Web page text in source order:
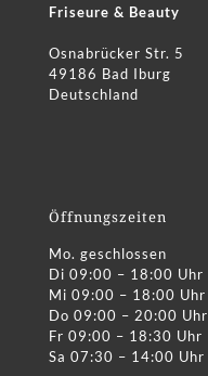
Friseure & Beauty
Osnabrücker Str. 5
49186 Bad Iburg
Deutschland
Öffnungszeiten
Mo. geschlossen
Di 09:00 – 18:00 Uhr
Mi 09:00 – 18:00 Uhr
Do 09:00 – 20:00 Uhr
Fr 09:00 – 18:30 Uhr
Sa 07:30 – 14:00 Uhr